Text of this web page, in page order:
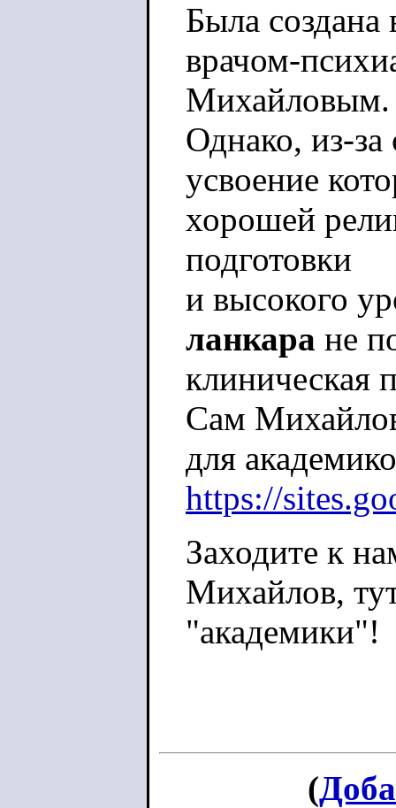
Была
врачом-
Михайловым.
Однако, из-
усвоение
хорошей
подготовки
и высокого
ланкара не
клиническая
Сам
для
https://
Заходите к
Михайлов,
"академики"!
(